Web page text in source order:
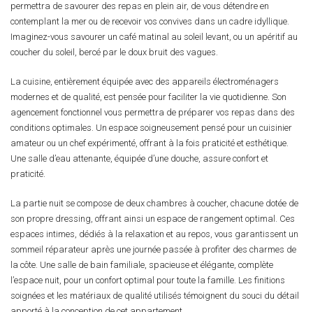
permettra de savourer des repas en plein air, de vous détendre en
contemplant la mer ou de recevoir vos convives dans un cadre idyllique.
Imaginez-vous savourer un café matinal au soleil levant, ou un apéritif au
coucher du soleil, bercé par le doux bruit des vagues.
La cuisine, entièrement équipée avec des appareils électroménagers
modernes et de qualité, est pensée pour faciliter la vie quotidienne. Son
agencement fonctionnel vous permettra de préparer vos repas dans des
conditions optimales. Un espace soigneusement pensé pour un cuisinier
amateur ou un chef expérimenté, offrant à la fois praticité et esthétique.
Une salle d’eau attenante, équipée d’une douche, assure confort et
praticité.
La partie nuit se compose de deux chambres à coucher, chacune dotée de
son propre dressing, offrant ainsi un espace de rangement optimal. Ces
espaces intimes, dédiés à la relaxation et au repos, vous garantissent un
sommeil réparateur après une journée passée à profiter des charmes de
la côte. Une salle de bain familiale, spacieuse et élégante, complète
l’espace nuit, pour un confort optimal pour toute la famille. Les finitions
soignées et les matériaux de qualité utilisés témoignent du souci du détail